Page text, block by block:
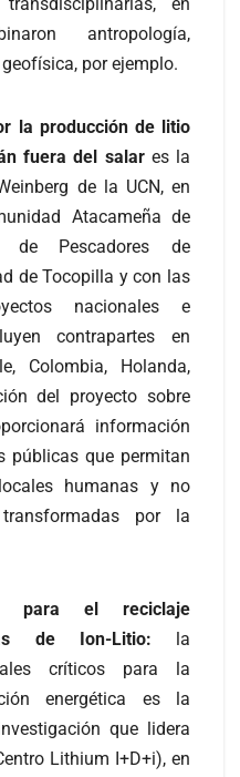
en
antropología,
por ejemplo.
la producción de litio
fuera del salares la
de la UCN, en
Atacameña de
de Pescadores de
de Tocopilla y con las
nacionales e
contrapartes en
Colombia, Holanda,
del proyecto sobre
información
públicas que permitan
humanas y no
por la
para el reciclaje
de Ion-Litio:
la
críticos para la
energética es la
que lidera
Lithium I+D+i), en